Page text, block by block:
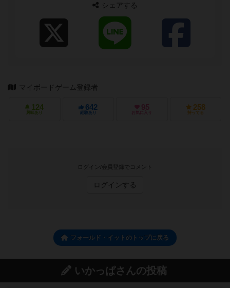
シェアする
マイボードゲーム登録者
124
興味あり
642
経験あり
95
お気に入り
258
持ってる
ログイン/会員登録でコメント
ログインする
フォールド・イットのトップに戻る
いかっぱさんの投稿